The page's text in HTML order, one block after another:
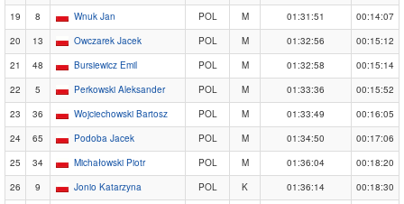
19
8 Wnuk Jan POL M 01:31:51
00:14:07
20
13 Owczarek Jacek POL M 01:32:56
00:15:12
21
48 Bursiewicz Emil POL M 01:32:58
00:15:14
22
5 Perkowski Aleksander POL M 01:33:36
00:15:52
23
36 Wojciechowski Bartosz POL M 01:33:49
00:16:05
24
65 Podoba Jacek POL M 01:34:50
00:17:06
25
34 Michałowski Piotr POL M 01:36:04
00:18:20
26
9 Jonio Katarzyna POL K 01:36:14
00:18:30